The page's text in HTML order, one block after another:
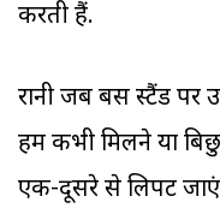
करती हैं.
रानी जब बस स्टैंड पर
हम कभी मिलने या
एक-दूसरे से लिपट